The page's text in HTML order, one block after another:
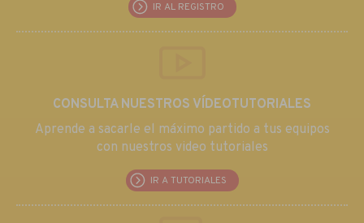
IR AL REGISTRO
CONSULTA NUESTROS VÍDEOTUTORIALES
Aprende a sacarle el máximo partido a tus equipos
con nuestros video tutoriales
IR A TUTORIALES